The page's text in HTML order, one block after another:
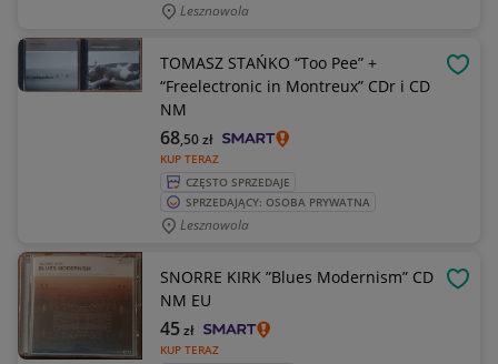
Lesznowola
TOMASZ STAŃKO “Too Pee” +
“Freelectronic in Montreux” CDr i CD
NM
KUP TERAZ
68,50zł
CZĘSTO SPRZEDAJE
SPRZEDAJĄCY: OSOBA PRYWATNA
Lesznowola
SNORRE KIRK ”Blues Modernism” CD
NM EU
KUP TERAZ
45zł